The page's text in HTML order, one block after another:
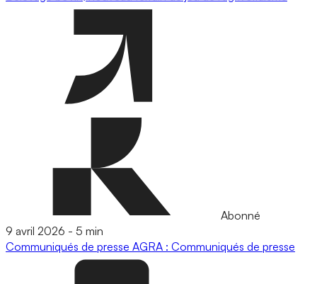
Abonné
9 avril 2026 - 5 min
Communiqués de presse AGRA : Communiqués de presse